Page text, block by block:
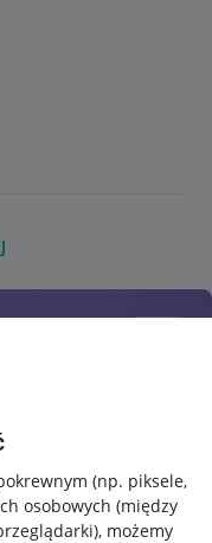
(np. piksele,
osobowych (między
, możemy